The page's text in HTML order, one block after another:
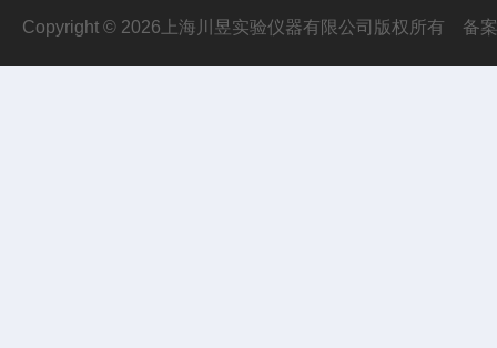
Copyright © 2026上海川昱实验仪器有限公司版权所有 备